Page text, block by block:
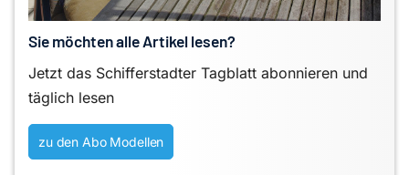
Sie möchten alle Artikel lesen?
Jetzt das Schifferstadter Tagblatt abonnieren und
täglich lesen
zu den Abo Modellen